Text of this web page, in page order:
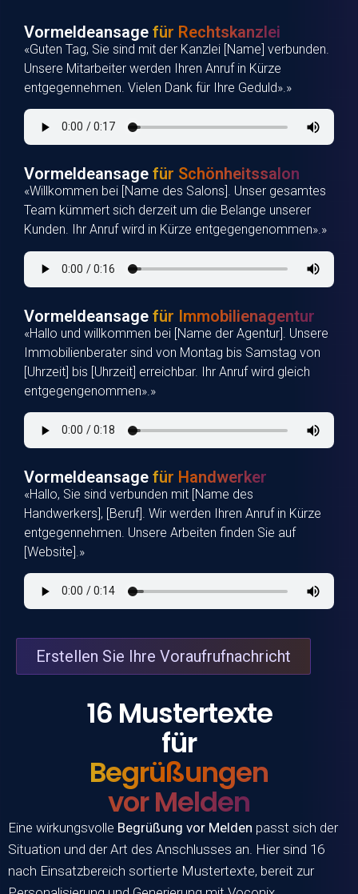
Vormeldeansage für Rechtskanzlei
«Guten Tag, Sie sind mit der Kanzlei [Name] verbunden.
Unsere Mitarbeiter werden Ihren Anruf in Kürze
entgegennehmen. Vielen Dank für Ihre Geduld».»
Vormeldeansage für Schönheitssalon
«Willkommen bei [Name des Salons]. Unser gesamtes
Team kümmert sich derzeit um die Belange unserer
Kunden. Ihr Anruf wird in Kürze entgegengenommen».»
Vormeldeansage für Immobilienagentur
«Hallo und willkommen bei [Name der Agentur]. Unsere
Immobilienberater sind von Montag bis Samstag von
[Uhrzeit] bis [Uhrzeit] erreichbar. Ihr Anruf wird gleich
entgegengenommen».»
Vormeldeansage für Handwerker
«Hallo, Sie sind verbunden mit [Name des
Handwerkers], [Beruf]. Wir werden Ihren Anruf in Kürze
entgegennehmen. Unsere Arbeiten finden Sie auf
[Website].»
Erstellen Sie Ihre Voraufrufnachricht
16 Mustertexte
für
Begrüßungen
vor Melden
Eine wirkungsvolle Begrüßung vor Melden passt sich der
Situation und der Art des Anschlusses an. Hier sind 16
nach Einsatzbereich sortierte Mustertexte, bereit zur